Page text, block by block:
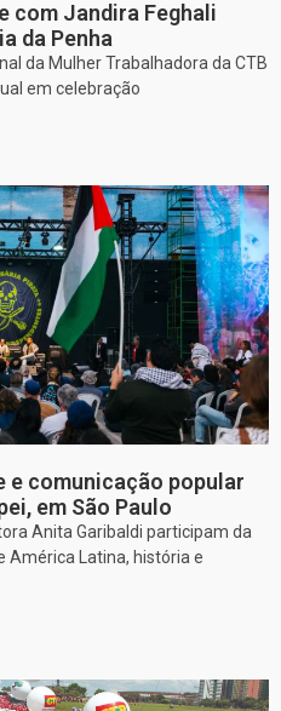
com Jandira Feghali
da Penha
da Mulher Trabalhadora da CTB
em celebração
e comunicação popular
em São Paulo
Anita Garibaldi participam da
América Latina, história e